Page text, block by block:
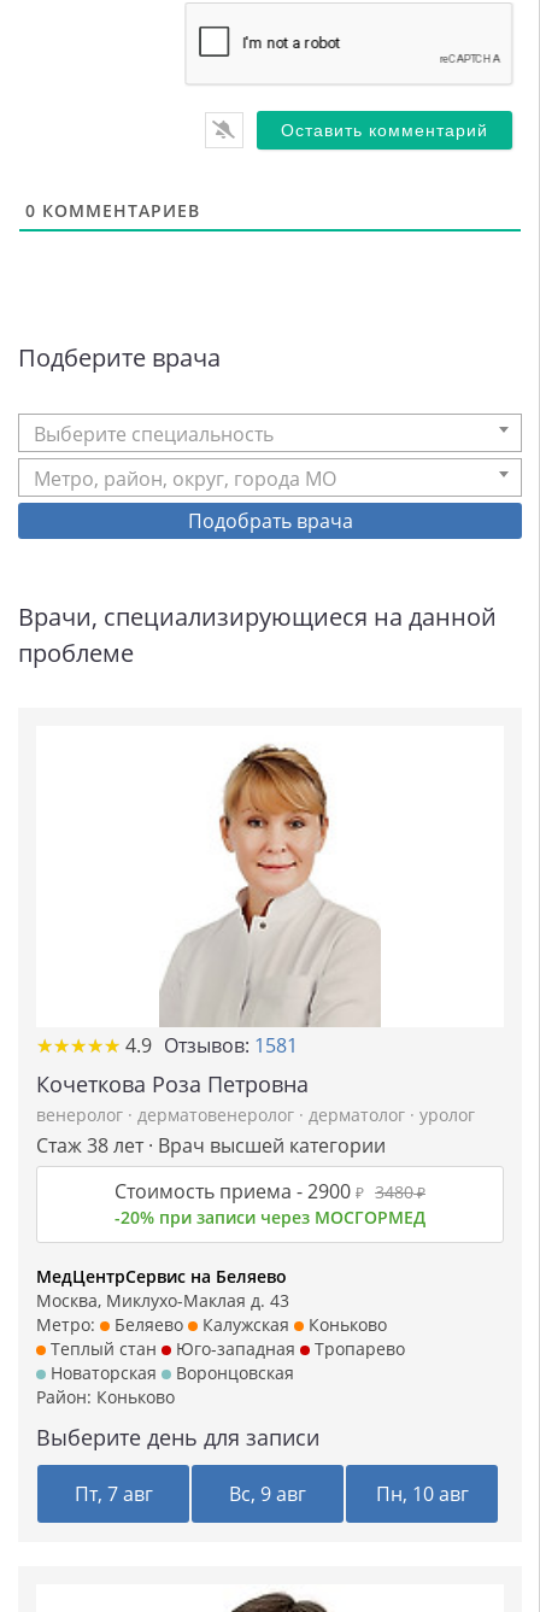
0 КОММЕНТАРИЕВ
Подберите врача
Выберите специальность
Метро, район, округ, города МО
Подобрать врача
Врачи, специализирующиеся на данной
проблеме
★★★★★
★★★★★ 4.9 Отзывов: 1581
Кочеткова Роза Петровна
венеролог · дерматовенеролог · дерматолог · уролог
Стаж 38 лет · Врач высшей категории
Стоимость приема -2900 ₽ 3480₽
-20% при записи через МОСГОРМЕД
МедЦентрСервис на Беляево
Москва, Миклухо-Маклая д. 43
Метро:
Беляево Калужская
Коньково
Теплый стан
Юго-западная
Тропарево
Новаторская
Воронцовская
Район: Коньково
Выберите день для записи
Пт, 7 авг Вс, 9 авг Пн, 10 авг